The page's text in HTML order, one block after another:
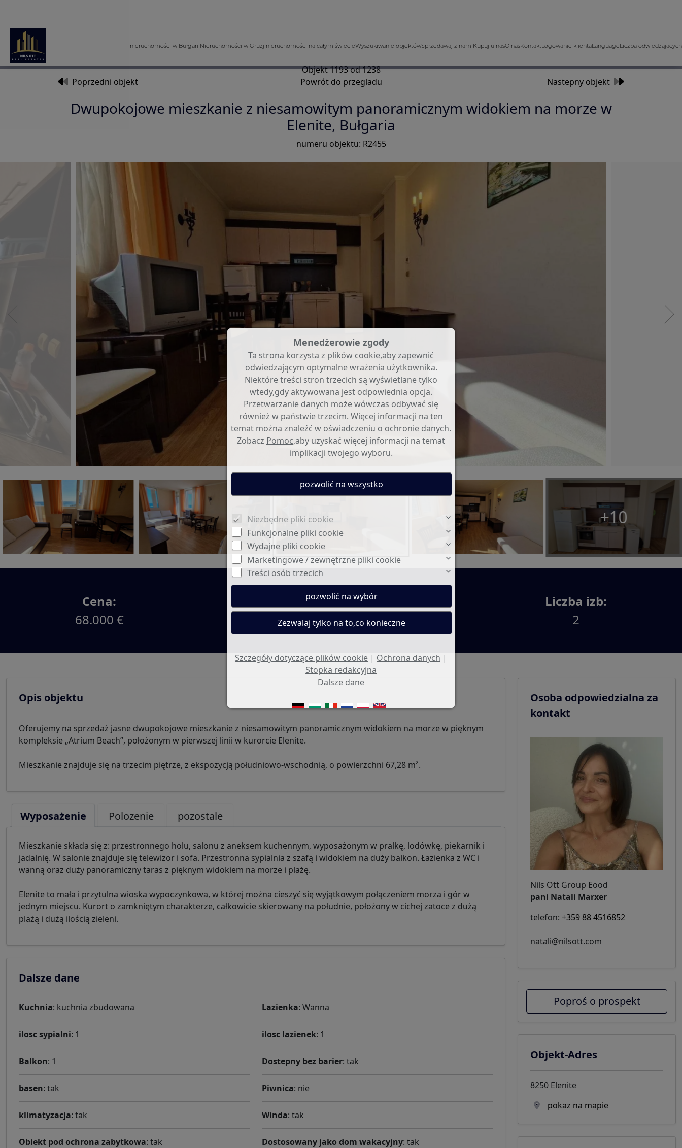
nieruchomości w BułgariiNieruchomości w Gruzjinieruchomości na całym świecieWyszukiwanie objektówSprzedawaj z namiKupuj u nasO nasKontaktLogowanie klientaLanguageLiczba odwiedzajacych
Objekt 1193 od 1238
Nastepny objekt
Poprzedni objekt Powrót do przegladu
Dwupokojowe mieszkanie z niesamowitym panoramicznym widokiem na morze w
Elenite, Bułgaria
numeru objektu: R2455
+10
Cena:
68.000 €
Powierzchnia mieszkalna okolo:
67 m2
Liczba izb:
2
Opis objektu
Oferujemy na sprzedaż jasne dwupokojowe mieszkanie z niesamowitym panoramicznym widokiem na morze w pięknym
kompleksie „Atrium Beach”, położonym w pierwszej linii w kurorcie Elenite.
Mieszkanie znajduje się na trzecim piętrze, z ekspozycją południowo-wschodnią, o powierzchni 67,28 m².
Wyposażenie Polozenie pozostale
Mieszkanie składa się z: przestronnego holu, salonu z aneksem kuchennym, wyposażonym w pralkę, lodówkę, piekarnik i
jadalnię. W salonie znajduje się telewizor i sofa. Przestronna sypialnia z szafą i widokiem na duży balkon. Łazienka z WC i
wanną oraz duży panoramiczny taras z pięknym widokiem na morze i plażę.
Elenite to mała i przytulna wioska wypoczynkowa, w której można cieszyć się wyjątkowym połączeniem morza i gór w
jednym miejscu. Kurort o zamkniętym charakterze, całkowicie skierowany na południe, położony w cichej zatoce z dużą
plażą i dużą ilością zieleni.
Dalsze dane
Kuchnia: kuchnia zbudowana Lazienka: Wanna
ilosc sypialni: 1 ilosc lazienek: 1
Balkon: 1 Dostepny bez barier: tak
basen: tak Piwnica: nie
klimatyzacja: tak Winda: tak
Obiekt pod ochrona zabytkowa: tak Dostosowany jako dom wakacyjny: tak
Osoba odpowiedzialna za
kontakt
Nils Ott Group Eood
pani Natali Marxer
telefon: +359 88 4516852
natali@nilsott.com
Poproś o prospekt
Objekt-Adres
8250 Elenite
pokaz na mapie
Menedżerowie zgody
Ta strona korzysta z plików cookie,aby zapewnić
odwiedzającym optymalne wrażenia użytkownika.
Niektóre treści stron trzecich są wyświetlane tylko
wtedy,gdy aktywowana jest odpowiednia opcja.
Przetwarzanie danych może wówczas odbywać się
również w państwie trzecim. Więcej informacji na ten
temat można znaleźć w oświadczeniu o ochronie danych.
Zobacz Pomoc,aby uzyskać więcej informacji na temat
implikacji twojego wyboru.
Niezbędne pliki cookie
Funkcjonalne pliki cookie
Wydajne pliki cookie
Marketingowe / zewnętrzne pliki cookie
Treści osób trzecich
Szczegóły dotyczące plików cookie | Ochrona danych |
Stopka redakcyjna
Dalsze dane
Aby kontynuować,musisz wybrać plik cookie.
znajdziesz wyjaśnienie różnych opcji i ich
pozwolić na wszystko:
Wszelkie pliki cookie,takie jak śledzące i
Dozwolone są tylko treści osób trzecich lub typy
cookie,które zaznaczyłeś w polach wyboru.
Zezwalaj tylko na to,co konieczne:
Dozwolone są tylko pliki cookie niezbędne ze
technicznych i żadne treści osób trzecich.
Tutaj możesz zmienić ustawienia plików
Szczegóły dotyczące plików cookie
Stopka redakcyjna